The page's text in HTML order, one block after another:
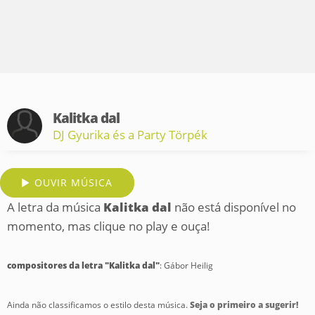
Kalitka dal
DJ Gyurika és a Party Törpék
OUVIR MÚSICA
A letra da música Kalitka dal não está disponível no
momento, mas clique no play e ouça!
compositores da letra "Kalitka dal": Gábor Heilig
Ainda não classificamos o estilo desta música.Seja o primeiro a sugerir!